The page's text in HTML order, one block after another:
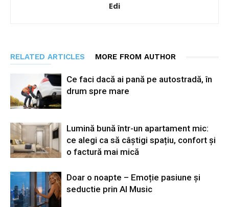
Edi
RELATED ARTICLES MORE FROM AUTHOR
Ce faci dacă ai pană pe autostradă, în
drum spre mare
Lumină bună într-un apartament mic:
ce alegi ca să câștigi spațiu, confort și
o factură mai mică
Doar o noapte – Emoție pasiune și
seductie prin AI Music